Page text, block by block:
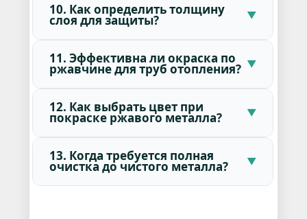
10. Как определить толщину
слоя для защиты?
11. Эффективна ли окраска по
ржавчине для труб отопления?
12. Как выбрать цвет при
покраске ржавого металла?
13. Когда требуется полная
очистка до чистого металла?